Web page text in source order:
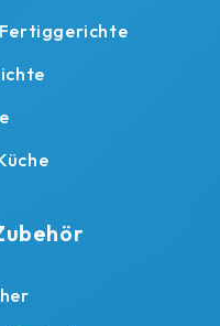
Fertiggerichte